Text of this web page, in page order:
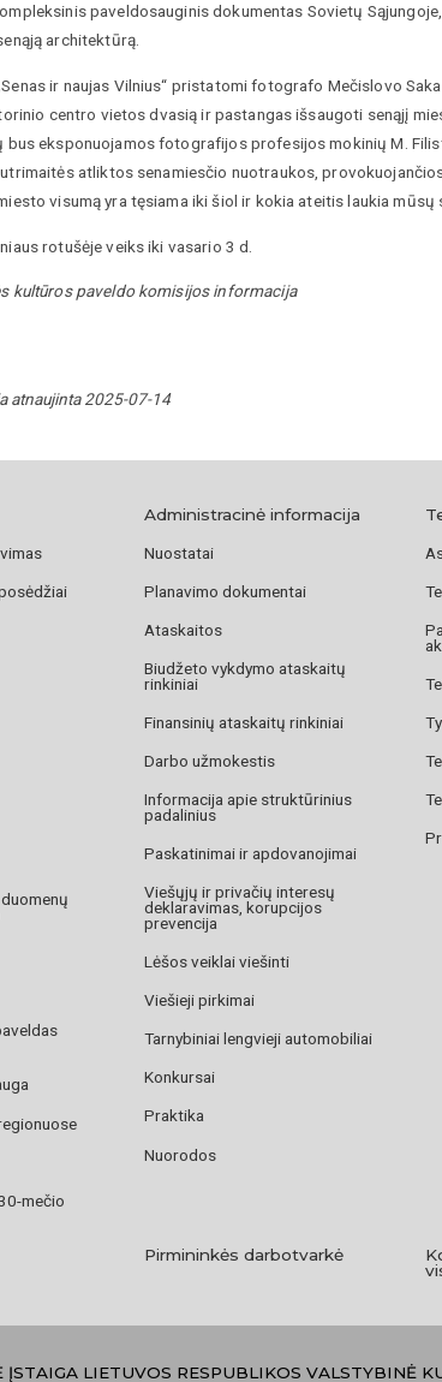
paveldosauginis dokumentas Sovietų
architektūrą.
ir naujas Vilnius“ pristatomi fotografo Mečislovo
centro vietos dvasią ir pastangas išsaugoti senąjį
eksponuojamos fotografijos profesijos mokinių M.
atliktos senamiesčio nuotraukos,
visumą yra tęsiama iki šiol ir kokia ateitis laukia mūsų
rotušėje veiks iki vasario 3 d.
kultūros paveldo komisijos informacija
atnaujinta 2025-07-14
mečio
Administracinė informacija
Nuostatai
Planavimo dokumentai
Ataskaitos
Biudžeto vykdymo ataskaitų
rinkiniai
Finansinių ataskaitų rinkiniai
Darbo užmokestis
Informacija apie struktūrinius
padalinius
Paskatinimai ir apdovanojimai
Viešųjų ir privačių interesų
deklaravimas, korupcijos
prevencija
Lėšos veiklai viešinti
Viešieji pirkimai
Tarnybiniai lengvieji automobiliai
Konkursai
Praktika
Nuorodos
Pirmininkės darbotvarkė
ĮSTAIGA LIETUVOS RESPUBLIKOS VALSTYBINĖ